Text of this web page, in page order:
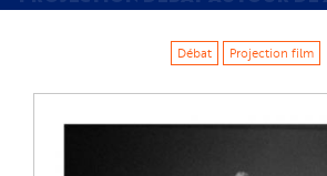
Débat Projection film